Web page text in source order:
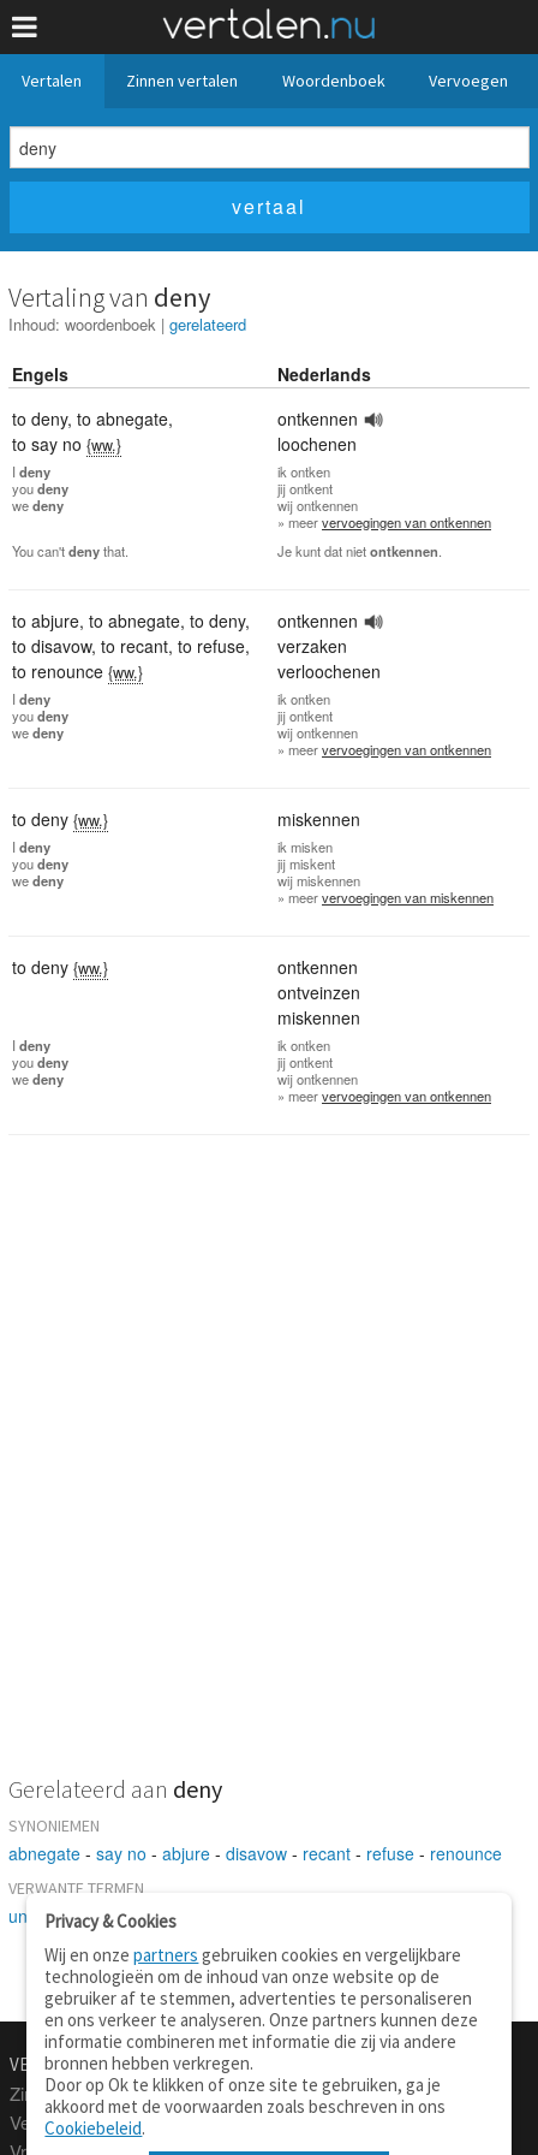
Vertalen Zinnen vertalen Woordenboek Vervoegen
Vertaling van deny
Inhoud: woordenboek | gerelateerd
Engels
Nederlands
to deny, to abnegate,
to say no {ww.}
ontkennen
loochenen
I deny
youdeny
wedeny
ik ontken
jijontkent
wijontkennen
» meervervoegingen van ontkennen
You can'tdenythat. Je kunt dat nietontkennen
to abjure, to abnegate, to deny,
to disavow, to recant, to refuse,
to renounce {ww.}
ontkennen
verzaken
verloochenen
I deny
youdeny
wedeny
ik ontken
jijontkent
wijontkennen
» meervervoegingen van ontkennen
to deny {ww.} miskennen
I deny
youdeny
wedeny
ik misken
jijmiskent
wijmiskennen
» meervervoegingen van miskennen
to deny {ww.}
ontkennen
ontveinzen
miskennen
I deny
youdeny
wedeny
ik ontken
jijontkent
wijontkennen
» meervervoegingen van ontkennen
Gerelateerd aan deny
SYNONIEMEN
abnegate - say no - abjure - disavow - recant - refuse - renounce
VERWANTE TERMEN
underestimate-say
VERTALEN.NU
Zinnen vertalen
Verklarend woordenboek
Over deze site
Privacy & Cookies
Wij en onzepartners gebruiken cookies en vergelijkbare
technologieën om de inhoud van onze website op de
gebruiker af te stemmen, advertenties te personaliseren
en ons verkeer te analyseren. Onze partners kunnen deze
informatie combineren met informatie die zij via andere
bronnen hebben verkregen.
Door op Ok te klikken of onze site te gebruiken, ga je
akkoord met de voorwaarden zoals beschreven in ons
Cookiebeleid.